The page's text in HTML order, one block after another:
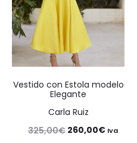
Vestido con Estola modelo
Elegante
Carla Ruiz
325,00€ El
260,00€ElIva